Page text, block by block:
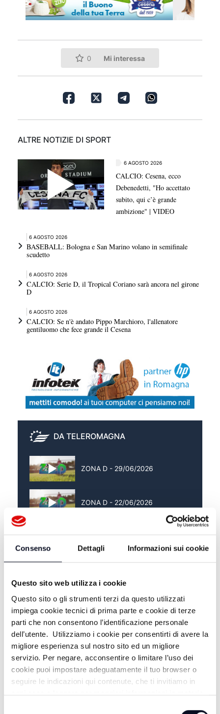
Consenso Dettagli Informazioni sui cookie
Questo sito web utilizza i cookie
Questo sito o gli strumenti terzi da questo utilizzati
impiega cookie tecnici di prima parte e cookie di terze
parti che non consentono l’identificazione personale
dell’utente. Utilizziamo i cookie per consentirti di avere la
migliore esperienza sul nostro sito ed un migliore
servizio. Per negare, acconsentire o limitare l’uso dei
cookie puoi impostare adeguatamente il tuo browser o
seguire le indicazioni qui contenute, che ti invitiamo in
ogni caso a leggere per maggiori informazioni in materia
0 Mi interessa
ALTRE NOTIZIE DI SPORT
6 AGOSTO 2026
CALCIO: Cesena, ecco
Debenedetti, "Ho accettato
subito, qui c’è grande
ambizione" | VIDEO
6 AGOSTO 2026
BASEBALL: Bologna e San Marino volano in semifinale
scudetto
6 AGOSTO 2026
CALCIO: Serie D, il Tropical Coriano sarà ancora nel girone
D
6 AGOSTO 2026
CALCIO: Se n'è andato Pippo Marchioro, l'allenatore
gentiluomo che fece grande il Cesena
DA TELEROMAGNA
ZONA D - 29/06/2026
ZONA D - 22/06/2026
ZONA D - 15/06/2026
ALTRE NOTIZIE TUTTE LE NOTIZIE